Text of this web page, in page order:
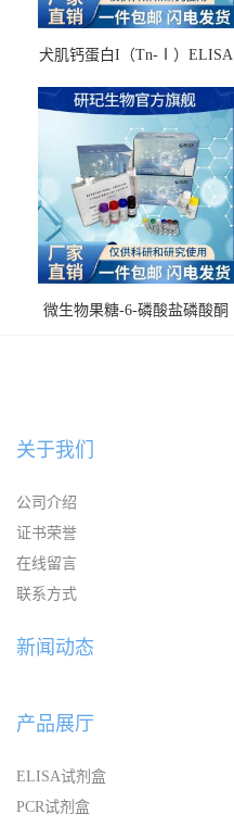
犬肌钙蛋白I（Tn-Ⅰ）ELISA
微生物果糖-6-磷酸盐磷酸酮
关于我们
公司介绍
证书荣誉
在线留言
联系方式
新闻动态
产品展厅
ELISA试剂盒
PCR试剂盒